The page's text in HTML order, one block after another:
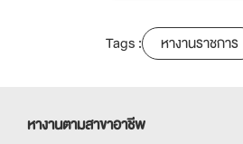
Tags : หางานราชการ
หางานตามสาขาอาชีพ